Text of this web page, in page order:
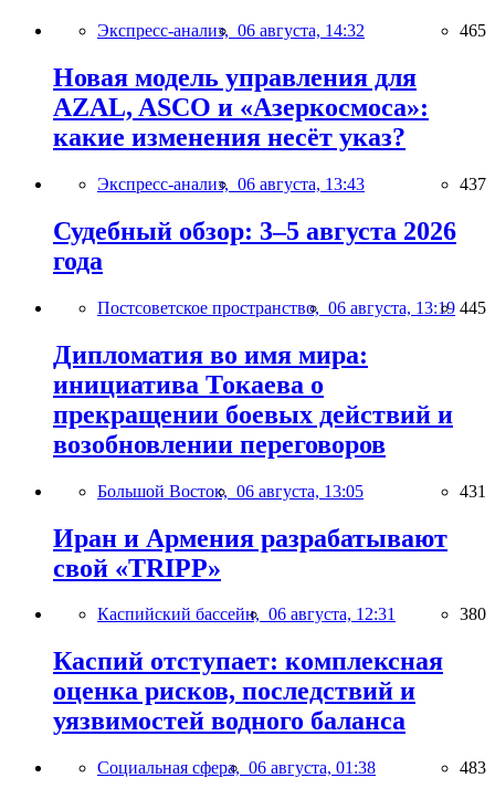
Экспресс-анализ, 06 августа, 14:32 465
Новая модель управления для
AZAL, ASCO и «Азеркосмоса»:
какие изменения несёт указ?
Экспресс-анализ, 06 августа, 13:43 437
Судебный обзор: 3–5 августа 2026
года
Постсоветское пространство, 06 августа, 13:19 445
Дипломатия во имя мира:
инициатива Токаева о
прекращении боевых действий и
возобновлении переговоров
Большой Восток, 06 августа, 13:05 431
Иран и Армения разрабатывают
свой «TRIPP»
Каспийский бассейн, 06 августа, 12:31 380
Каспий отступает: комплексная
оценка рисков, последствий и
уязвимостей водного баланса
Социальная сфера, 06 августа, 01:38 483